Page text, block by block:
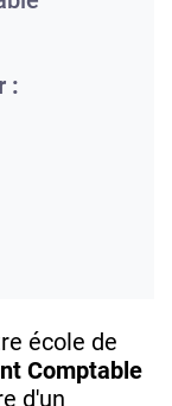
:
école de
Comptable
d'un